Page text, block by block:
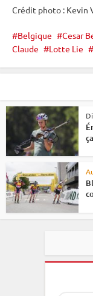
Crédit photo : Kevin
Belgique Cesar
Claude
Lotte Lie